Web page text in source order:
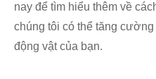
nay để tìm hiểu thêm về
chúng tôi có thể tăng
động vật của bạn.